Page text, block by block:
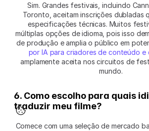
Sim. Grandes festivais, incluindo
Toronto, aceitam inscrições dubladas
especificações técnicas. Muitos
múltiplas opções de idioma, pois isso
de produção e amplia o público em
por IA para criadores de conteúdo e
amplamente aceita nos circuitos de
mundo.
6. Como escolho para quais
traduzir meu filme?
Comece com uma seleção de mercado